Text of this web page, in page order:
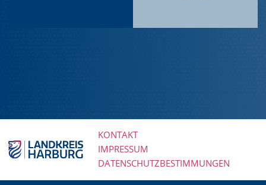
Navigation
überspringen
KONTAKT
IMPRESSUM
DATENSCHUTZBESTIMMUNGEN